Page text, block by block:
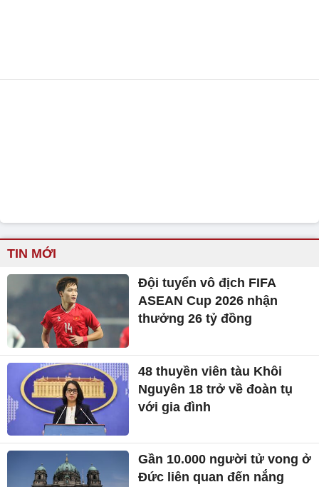
TIN MỚI
Đội tuyển vô địch FIFA
ASEAN Cup 2026 nhận
thưởng 26 tỷ đồng
48 thuyền viên tàu Khôi
Nguyên 18 trở về đoàn tụ
với gia đình
Gần 10.000 người tử vong ở
Đức liên quan đến nắng